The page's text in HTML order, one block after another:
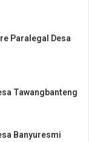
Paralegal Desa
Tawangbanteng
Banyuresmi